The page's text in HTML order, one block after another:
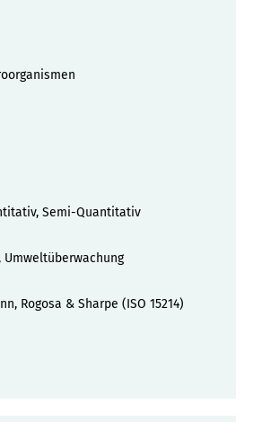
Semi-Quantitativ
Umweltüberwachung
Rogosa & Sharpe (ISO 15214)